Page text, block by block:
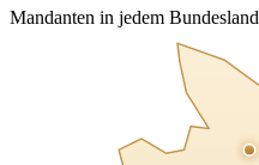
Mandanten in jedem Bundesland